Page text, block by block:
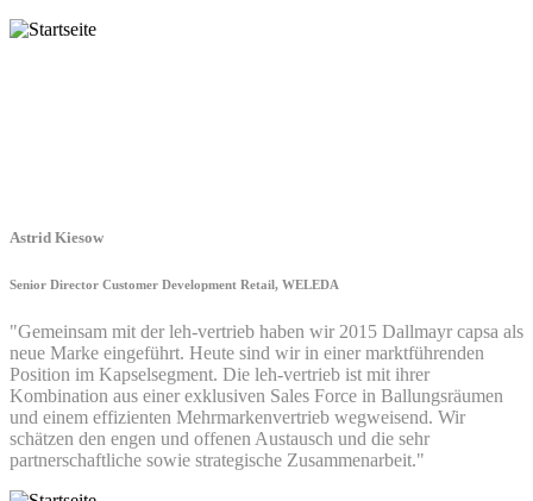
Astrid Kiesow
Senior Director Customer Development Retail, WELEDA
"Gemeinsam mit der leh-vertrieb haben wir 2015 Dallmayr capsa als
neue Marke eingeführt. Heute sind wir in einer marktführenden
Position im Kapselsegment. Die leh-vertrieb ist mit ihrer
Kombination aus einer exklusiven Sales Force in Ballungsräumen
und einem effizienten Mehrmarkenvertrieb wegweisend. Wir
schätzen den engen und offenen Austausch und die sehr
partnerschaftliche sowie strategische Zusammenarbeit."